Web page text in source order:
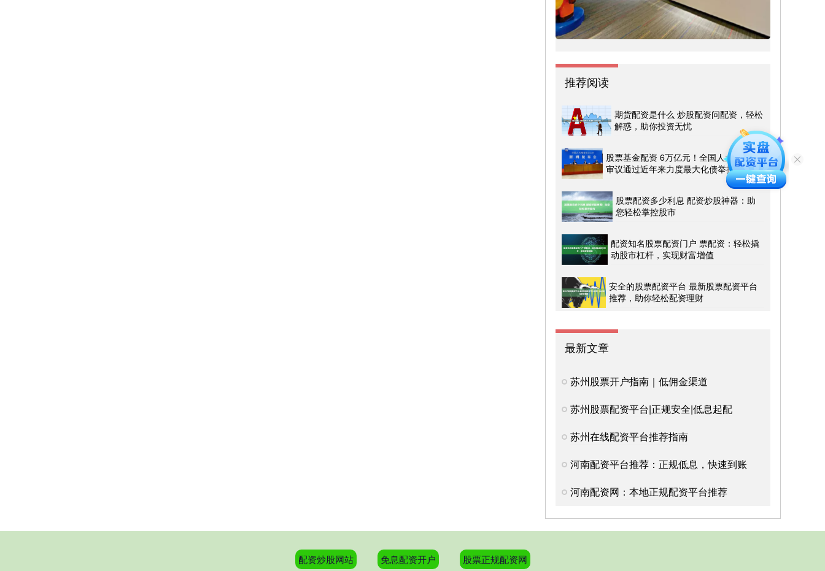
推荐阅读
期货配资是什么 炒股配资问配资，轻松
解惑，助你投资无忧
股票基金配资 6万亿元！全国人大常委会
审议通过近年来力度最大化债举措
股票配资多少利息 配资炒股神器：助
您轻松掌控股市
配资知名股票配资门户 票配资：轻松撬
动股市杠杆，实现财富增值
安全的股票配资平台 最新股票配资平台
推荐，助你轻松配资理财
最新文章
苏州股票开户指南｜低佣金渠道
苏州股票配资平台|正规安全|低息起配
苏州在线配资平台推荐指南
河南配资平台推荐：正规低息，快速到账
河南配资网：本地正规配资平台推荐
配资炒股网站 免息配资开户 股票正规配资网